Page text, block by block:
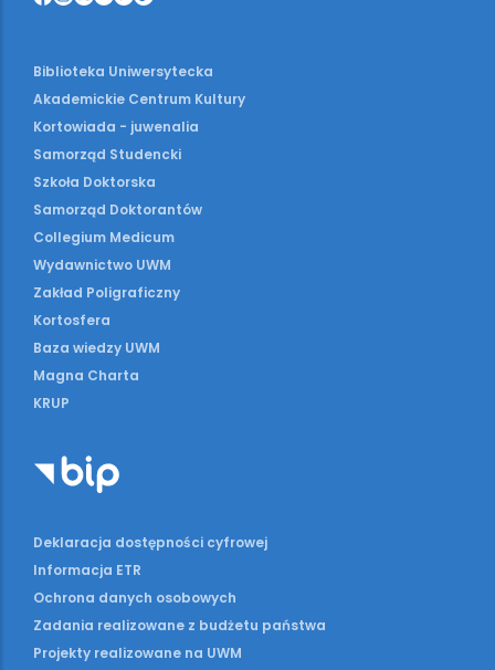
Biblioteka Uniwersytecka
Akademickie Centrum Kultury
Kortowiada - juwenalia
Samorząd Studencki
Szkoła Doktorska
Samorząd Doktorantów
Collegium Medicum
Wydawnictwo UWM
Zakład Poligraficzny
Kortosfera
Baza wiedzy UWM
Magna Charta
KRUP
Deklaracja dostępności cyfrowej
Informacja ETR
Ochrona danych osobowych
Zadania realizowane z budżetu państwa
Projekty realizowane na UWM